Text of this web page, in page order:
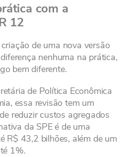
com a
12
de uma nova versão
nenhuma na prática,
bem diferente.
de Política Econômica
essa revisão tem um
reduzir custos agregados
da SPE é de uma
R$ 43,2 bilhões, além de um
1%.